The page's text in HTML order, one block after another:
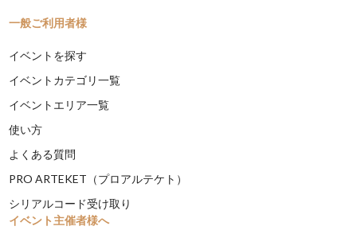
一般ご利用者様
イベントを探す
イベントカテゴリ一覧
イベントエリア一覧
使い方
よくある質問
PRO ARTEKET（プロアルテケト）
シリアルコード受け取り
イベント主催者様へ